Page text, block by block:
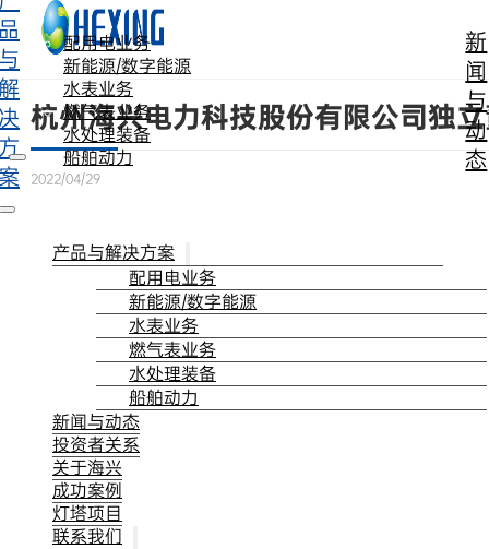
跳转到主要内容 跳转到页脚
配用电业务
新能源/数字能源
水表业务
燃气表业务
水处理装备
船舶动力
新
闻
与
动
态
产品与解决方案
配用电业务
新能源/数字能源
水表业务
燃气表业务
水处理装备
船舶动力
新闻与动态
投资者关系
关于海兴
成功案例
灯塔项目
联系我们
杭州海兴电力科技股份有限公司独
2022/04/29